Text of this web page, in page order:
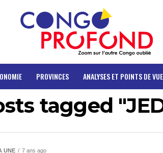
PROVINCES ANALYSES ET POINTS DE VUE
tagged
UNE 7 ans ago